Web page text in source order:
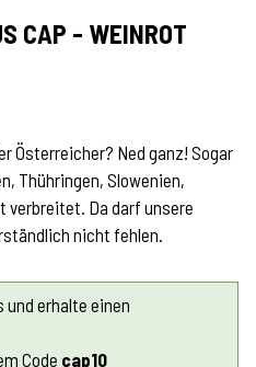
CAP - WEINROT
Österreicher? Ned ganz! Sogar
Thühringen, Slowenien,
verbreitet. Da darf unsere
nicht fehlen.
und erhalte einen
Code cap10